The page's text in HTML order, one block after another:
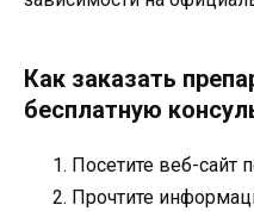
Как заказать
бесплатную
Посетите веб-сайт
Прочтите